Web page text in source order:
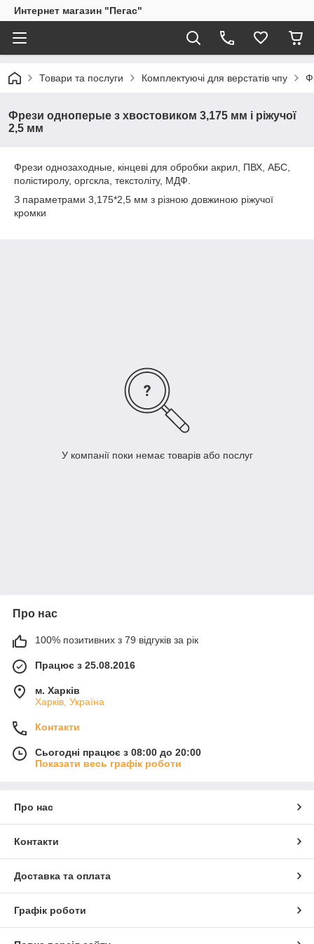
Интернет магазин "Пегас"
Товари та послуги Комплектуючі для верстатів чпу
Фрези одноперые з хвостовиком 3,175 мм і ріжучої
2,5 мм
Фрези однозаходные, кінцеві для обробки акрил, ПВХ, АБС,
полістиролу, оргскла, текстоліту, МДФ.
З параметрами 3,175*2,5 мм з різною довжиною ріжучої
кромки
У компанії поки немає товарів або послуг
Про нас
100% позитивних з 79 відгуків за рік
Працює з 25.08.2016
м. Харків
Харків, Україна
Контакти
Сьогодні працює з 08:00 до 20:00
Показати весь графік роботи
Про нас
Контакти
Доставка та оплата
Графік роботи